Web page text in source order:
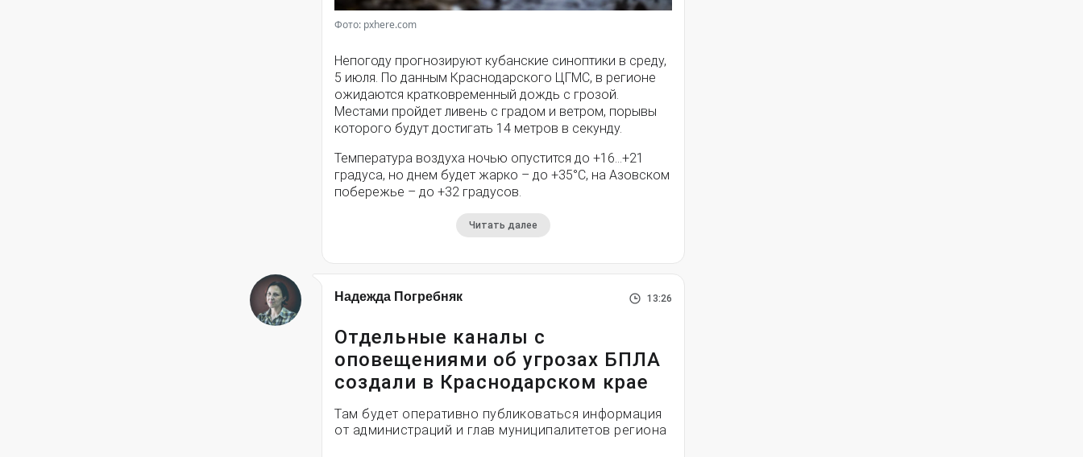
Фото: pxhere.com
Непогоду прогнозируют кубанские синоптики в среду,
5 июля. По данным Краснодарского ЦГМС, в регионе
ожидаются кратковременный дождь с грозой.
Местами пройдет ливень с градом и ветром, порывы
которого будут достигать 14 метров в секунду.
Температура воздуха ночью опустится до +16…+21
градуса, но днем будет жарко – до +35°С, на Азовском
побережье – до +32 градусов.
Читать далее
Надежда Погребняк 13:26
Отдельные каналы с
оповещениями об угрозах БПЛА
создали в Краснодарском крае
Там будет оперативно публиковаться информация
от администраций и глав муниципалитетов региона